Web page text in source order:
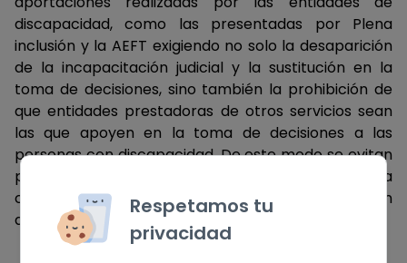
discapacidad, como las presentadas por Plena
inclusión y la AEFT exigiendo no solo la desaparición
de la incapacitación judicial y la sustitución en la
toma de decisiones, sino también la prohibición de
que entidades prestadoras de otros servicios sean
las que apoyen en la toma de decisiones a las
personas con discapacidad. De este modo se evitan
posibles conflictos de intereses, o promoviendo la
creación de figuras de apoyo graduadas en función
de las necesidades de cada persona.
Respetamos tu
privacidad